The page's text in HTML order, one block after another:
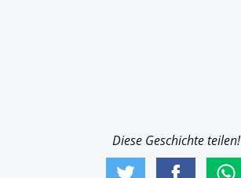
Diese Geschichte teilen!